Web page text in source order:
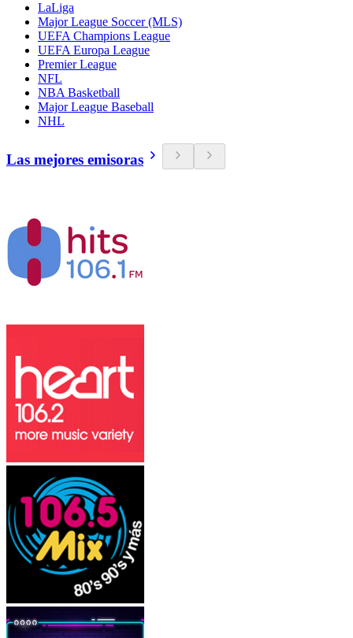
LaLiga
Major League Soccer (MLS)
UEFA Champions League
UEFA Europa League
Premier League
NFL
NBA Basketball
Major League Baseball
NHL
Las mejores emisoras